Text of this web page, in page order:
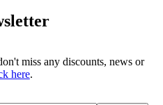
miss any discounts, news or
here.